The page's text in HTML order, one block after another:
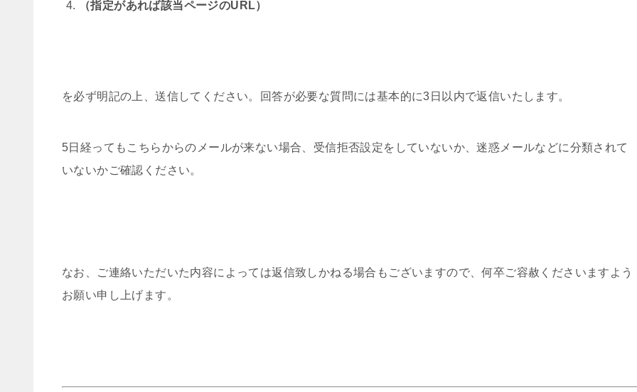
（指定があれば該当ページのURL）
を必ず明記の上、送信してください。回答が必要な質問には基本的に3日以内で返信いたします。
5日経ってもこちらからのメールが来ない場合、受信拒否設定をしていないか、迷惑メールなどに分類されて
いないかご確認ください。
なお、ご連絡いただいた内容によっては返信致しかねる場合もございますので、何卒ご容赦くださいますよう
お願い申し上げます。